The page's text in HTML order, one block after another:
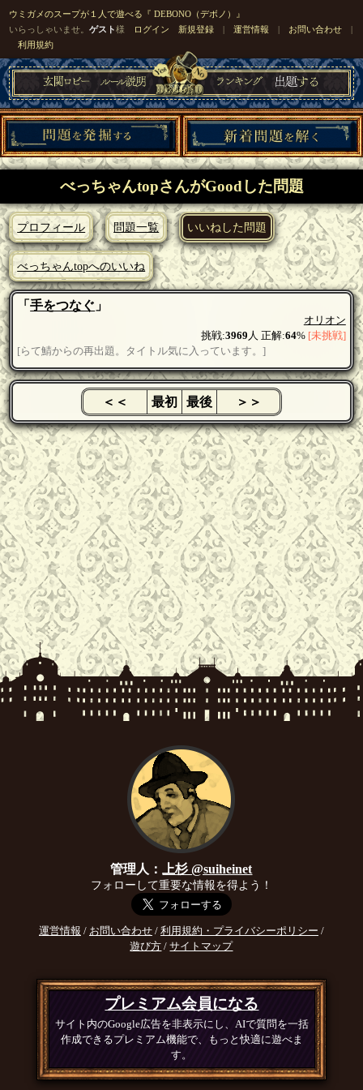
ウミガメのスープが１人で遊べる『 DEBONO（デボノ）』
いらっしゃいませ。ゲスト様 ログイン 新規登録 |運営情報 | お問い合わせ |
利用規約
べっちゃんtopさんがGoodした問題
プロフィール 問題一覧 いいねした問題
べっちゃんtopへのいいね
「手をつなぐ 」
オリオン
挑戦:3969 人 正解:64% [未挑戦]
[らて鯖からの再出題。タイトル気に入っています。]
＜＜ 最初 最後 ＞＞
管理人：上杉 @suiheinet
フォローして重要な情報を得よう！
運営情報 / お問い合わせ/ 利用規約・プライバシーポリシー /
遊び方 /サイトマップ
プレミアム会員になる
サイト内のGoogle広告を非表示にし、AIで質問を一括
作成できるプレミアム機能で、もっと快適に遊べま
す。